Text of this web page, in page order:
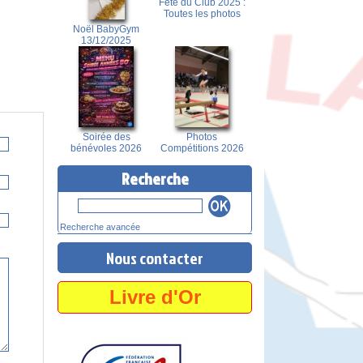
Noël BabyGym
13/12/2025
Toutes les photos
Soirée des
bénévoles 2026
Photos
Compétitions 2026
Recherche
Recherche avancée
Nous contacter
Livre d'Or